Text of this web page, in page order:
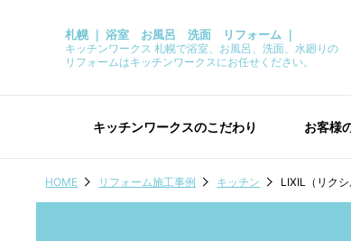
札幌 ｜ 浴室 お風呂 洗面 リフォーム ｜
キッチンワークス 札幌で浴室、お風呂、洗面、水廻りの
リフォームはキッチンワークスにお任せください。
キッチンワークスのこだわり お客様
HOME リフォーム施工事例 キッチン LIXIL（リク